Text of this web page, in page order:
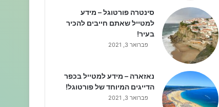
סינטרה פורטוגל – מידע
למטייל שאתם חייבים להכיר
בעיר!
פברואר 3, 2021
נאזארה – מידע למטייל בכפר
הדייגים המיוחד של פורטוגל!
פברואר 3, 2021